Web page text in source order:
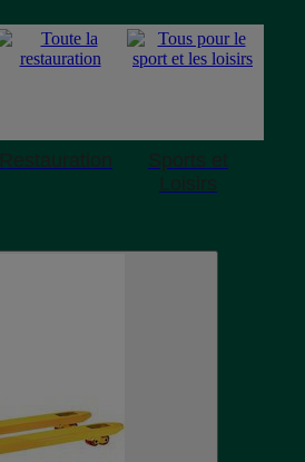
Restauration
Sports et
Loisirs